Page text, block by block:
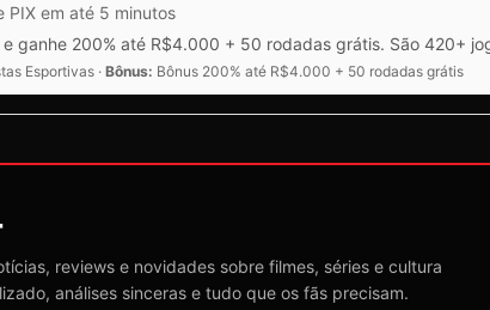
PIX em até 5 minutos
ganhe 200% até R$4.000 + 50 rodadas grátis. São 420+
Esportivas · Bônus: Bônus 200% até R$4.000 + 50 rodadas grátis
reviews e novidades sobre filmes, séries e cultura
análises sinceras e tudo que os fãs precisam.